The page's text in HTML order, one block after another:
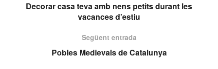
Decorar casa teva amb nens petits durant les
vacances d’estiu
Següent entrada
Pobles Medievals de Catalunya